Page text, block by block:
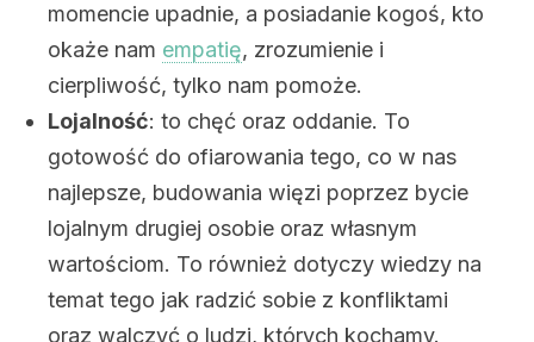
momencie upadnie, a posiadanie kogoś, kto
okaże nam empatię, zrozumienie i
cierpliwość, tylko nam pomoże.
Lojalność: to chęć oraz oddanie. To
gotowość do ofiarowania tego, co w nas
najlepsze, budowania więzi poprzez bycie
lojalnym drugiej osobie oraz własnym
wartościom. To również dotyczy wiedzy na
temat tego jak radzić sobie z konfliktami
oraz walczyć o ludzi, których kochamy.